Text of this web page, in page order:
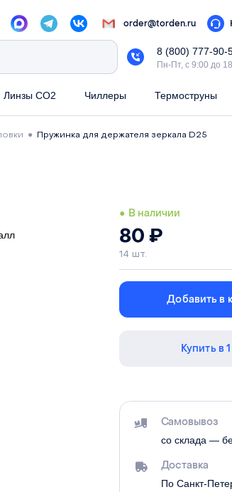
order@torden.ru
8 (800) 777-90-
Пн-Пт, с 9:00 до
Линзы CO2 Чиллеры Термоструны
● Пружинка для держателя зеркала D25
● В наличии
80 ₽
14 шт.
Добавить в
Купить в
Самовывоз
со склада —
Доставка
По Санкт-